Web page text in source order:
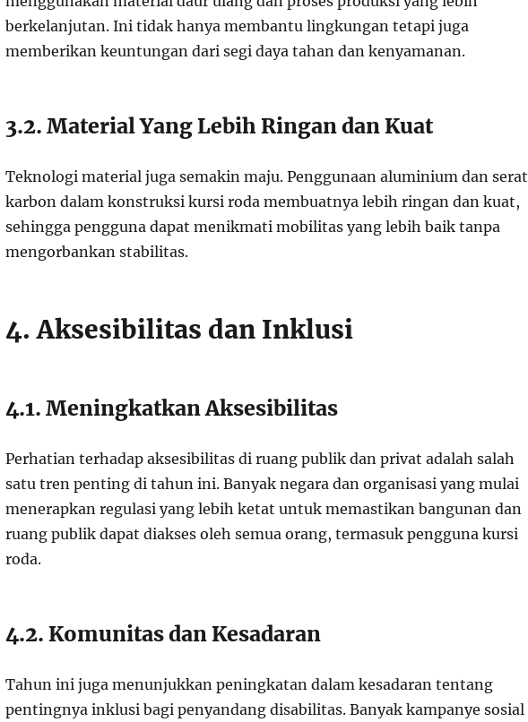
berkelanjutan. Ini tidak hanya membantu lingkungan tetapi juga
memberikan keuntungan dari segi daya tahan dan kenyamanan.
3.2. Material Yang Lebih Ringan dan Kuat
Teknologi material juga semakin maju. Penggunaan aluminium dan serat
karbon dalam konstruksi kursi roda membuatnya lebih ringan dan kuat,
sehingga pengguna dapat menikmati mobilitas yang lebih baik tanpa
mengorbankan stabilitas.
4. Aksesibilitas dan Inklusi
4.1. Meningkatkan Aksesibilitas
Perhatian terhadap aksesibilitas di ruang publik dan privat adalah salah
satu tren penting di tahun ini. Banyak negara dan organisasi yang mulai
menerapkan regulasi yang lebih ketat untuk memastikan bangunan dan
ruang publik dapat diakses oleh semua orang, termasuk pengguna kursi
roda.
4.2. Komunitas dan Kesadaran
Tahun ini juga menunjukkan peningkatan dalam kesadaran tentang
pentingnya inklusi bagi penyandang disabilitas. Banyak kampanye sosial